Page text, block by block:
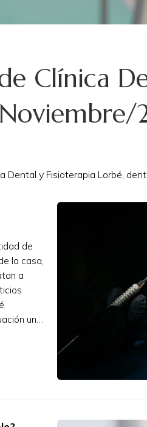
Clínica
y Fisioterapia Lorbé,
de
la casa,
a
una